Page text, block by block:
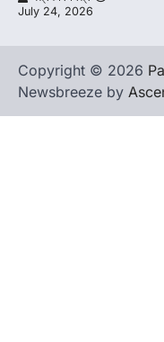
July 24, 2026
Copyright © 2026
Newsbreeze by